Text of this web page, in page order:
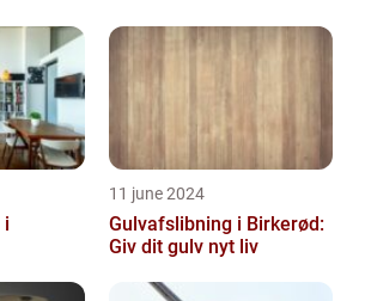
i
11 june 2024
Gulvafslibning i Birkerød:
Giv dit gulv nyt liv